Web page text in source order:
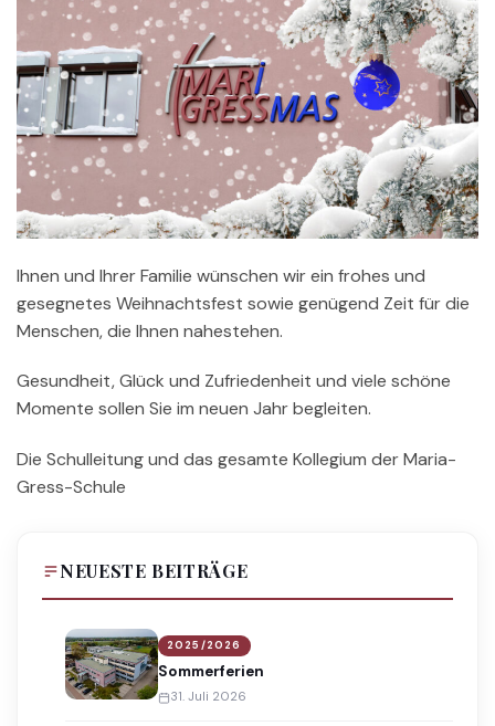
Ihnen und Ihrer Familie wünschen wir ein frohes und
gesegnetes Weihnachtsfest sowie genügend Zeit für die
Menschen, die Ihnen nahestehen.
Gesundheit, Glück und Zufriedenheit und viele schöne
Momente sollen Sie im neuen Jahr begleiten.
Die Schulleitung und das gesamte Kollegium der Maria-
Gress-Schule
NEUESTE BEITRÄGE
2025/2026
Sommerferien
31. Juli 2026